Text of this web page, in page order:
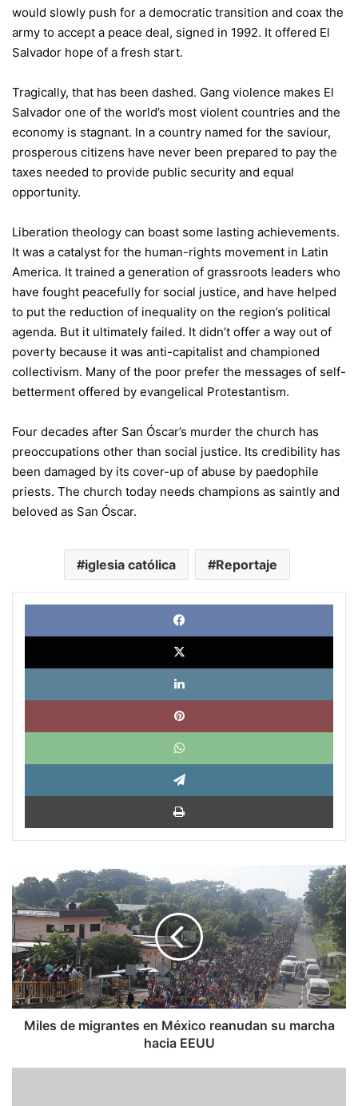
would slowly push for a democratic transition and coax the
army to accept a peace deal, signed in 1992. It offered El
Salvador hope of a fresh start.
Tragically, that has been dashed. Gang violence makes El
Salvador one of the world’s most violent countries and the
economy is stagnant. In a country named for the saviour,
prosperous citizens have never been prepared to pay the
taxes needed to provide public security and equal
opportunity.
Liberation theology can boast some lasting achievements.
It was a catalyst for the human-rights movement in Latin
America. It trained a generation of grassroots leaders who
have fought peacefully for social justice, and have helped
to put the reduction of inequality on the region’s political
agenda. But it ultimately failed. It didn’t offer a way out of
poverty because it was anti-capitalist and championed
collectivism. Many of the poor prefer the messages of self-
betterment offered by evangelical Protestantism.
Four decades after San Óscar’s murder the church has
preoccupations other than social justice. Its credibility has
been damaged by its cover-up of abuse by paedophile
priests. The church today needs champions as saintly and
beloved as San Óscar.
iglesia católica Reportaje
X
de
migrantes
en
México
reanudan
su
marcha
hacia
EEUU
Miles de migrantes en México reanudan su marcha
hacia EEUU